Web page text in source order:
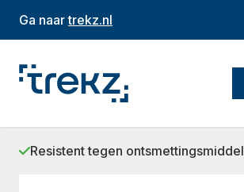
Ga naartrekz.nl
Resistent tegen